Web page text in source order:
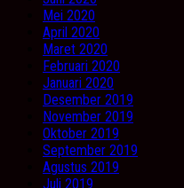
Mei 2020
April 2020
Maret 2020
Februari 2020
Januari 2020
Desember 2019
November 2019
Oktober 2019
September 2019
Agustus 2019
Juli 2019